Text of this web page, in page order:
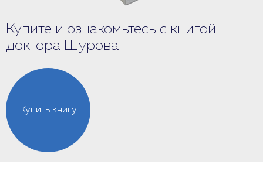
Купите и ознакомьтесь с книгой
доктора Шурова!
Купить книгу